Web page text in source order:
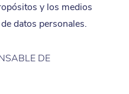
y los medios
datos personales.
DE